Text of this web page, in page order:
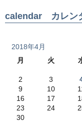
calendar カレン
2018年4月
月
火
2
3
9
10
16
17
23
24
30